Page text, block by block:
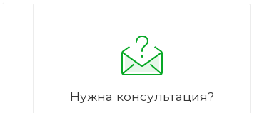
Нужна консультация?